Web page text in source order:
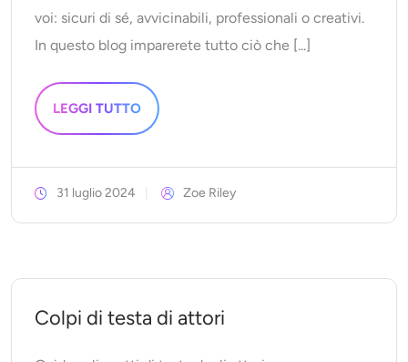
voi: sicuri di sé, avvicinabili, professionali o creativi.
In questo blog imparerete tutto ciò che [...]
LEGGI TUTTO
31 luglio 2024 Zoe Riley
Colpi di testa di attori